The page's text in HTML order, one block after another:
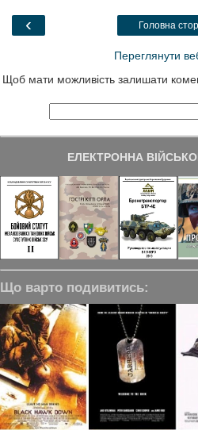
o
a
‹ Головна
Переглянути
Щоб мати можливість залишати
ЕЛЕКТРОННА
Що варто подивитись: